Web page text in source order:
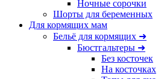
Ночные сорочки
Шорты для беременных
Для кормящих мам
Бельё для кормящих ➜
Бюстгальтеры ➜
Без косточек
На косточках